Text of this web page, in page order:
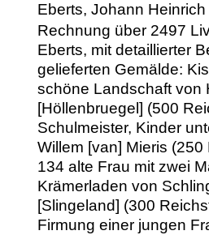
Eberts, Johann Heinrich
Rechnung über 2497
Eberts, mit detaillierter
gelieferten Gemälde:
schöne Landschaft von
[Höllenbruegel] (500
Schulmeister, Kinder
Willem [van] Mieris (250
134 alte Frau mit zwei
Krämerladen von
[Slingeland] (300
Firmung einer jungen